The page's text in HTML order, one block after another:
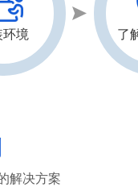
环境 了
解决方案